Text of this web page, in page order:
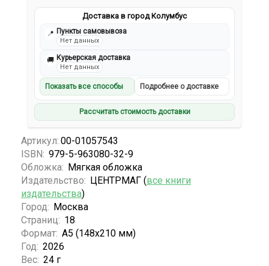
Доставка в город Колумбус
📍 Пункты самовывоза
Нет данных
🚚 Курьерская доставка
Нет данных
Показать все способы Подробнее о доставке
Рассчитать стоимость доставки
Артикул: 00-01057543
ISBN: 979-5-963080-32-9
Обложка: Мягкая обложка
Издательство: ЦЕНТРМАГ (все книги
издательства)
Город: Москва
Страниц: 18
Формат: А5 (148x210 мм)
Год: 2026
Вес: 24 г